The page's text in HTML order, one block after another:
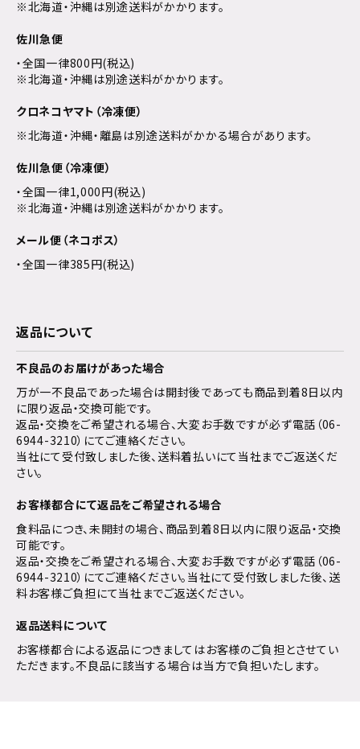
※北海道・沖縄は別途送料がかかります。
佐川急便
・全国一律800円(税込)
※北海道・沖縄は別途送料がかかります。
クロネコヤマト（冷凍便）
※北海道・沖縄・離島は別途送料がかかる場合があります。
佐川急便（冷凍便）
・全国一律1,000円(税込)
※北海道・沖縄は別途送料がかかります。
メール便（ネコポス）
・全国一律385円(税込)
返品について
不良品のお届けがあった場合
万が一不良品であった場合は開封後であっても商品到着8日以内
に限り返品・交換可能です。
返品・交換をご希望される場合、大変お手数ですが必ず電話（06-
6944-3210）にてご連絡ください。
当社にて受付致しました後、送料着払いにて当社までご返送くだ
さい。
お客様都合にて返品をご希望される場合
食料品につき、未開封の場合、商品到着8日以内に限り返品・交換
可能です。
返品・交換をご希望される場合、大変お手数ですが必ず電話（06-
6944-3210）にてご連絡ください。当社にて受付致しました後、送
料お客様ご負担にて当社までご返送ください。
返品送料について
お客様都合による返品につきましてはお客様のご負担とさせてい
ただきます。不良品に該当する場合は当方で負担いたします。